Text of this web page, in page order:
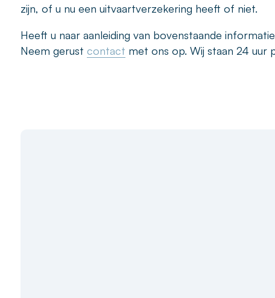
zijn, of u nu een uitvaartverzekering heeft of niet.
Heeft u naar aanleiding van bovenstaande
Neem gerust contact met ons op. Wij staan 24 uur